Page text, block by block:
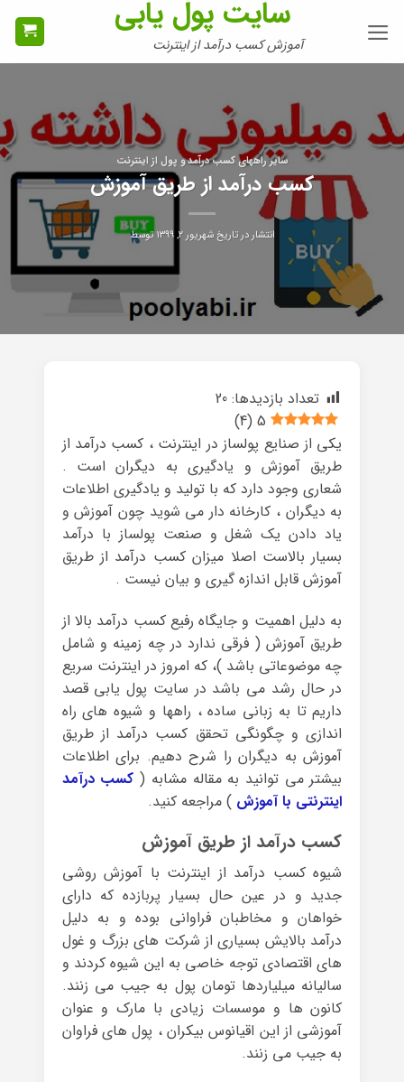
سایت پول یابی
آموزش کسب درآمد از اینترنت
سایر راههای کسب درآمد و پول از اینترنت
کسب درآمد از طریق آموزش
انتشار در تاریخشهریور ۲, ۱۳۹۹ توسط
تعداد بازدیدها: 20
5
(
4
)
یکی از صنایع پولساز در اینترنت ، کسب درآمد از
طریق آموزش و یادگیری به دیگران است .
شعاری وجود دارد که با تولید و یادگیری اطلاعات
به دیگران ، کارخانه دار می شوید چون آموزش و
یاد دادن یک شغل و صنعت پولساز با درآمد
بسیار بالاست اصلا میزان کسب درآمد از طریق
آموزش قابل اندازه گیری و بیان نیست .
به دلیل اهمیت و جایگاه رفیع کسب درآمد بالا از
طریق آموزش ( فرقی ندارد در چه زمینه و شامل
چه موضوعاتی باشد )، که امروز در اینترنت سریع
در حال رشد می باشد در سایت پول یابی قصد
داریم تا به زبانی ساده ، راهها و شیوه های راه
اندازی و چگونگی تحقق کسب درآمد از طریق
آموزش به دیگران را شرح دهیم. برای اطلاعات
بیشتر می توانید به مقاله مشابه ( کسب درآمد
اینترنتی با آموزش ) مراجعه کنید.
کسب درآمد از طریق آموزش
شیوه کسب درآمد از اینترنت با آموزش روشی
جدید و در عین حال بسیار پربازده که دارای
خواهان و مخاطبان فراوانی بوده و به دلیل
درآمد بالایش بسیاری از شرکت های بزرگ و غول
های اقتصادی توجه خاصی به این شیوه کردند و
سالیانه میلیاردها تومان پول به جیب می زنند.
کانون ها و موسسات زیادی با مارک و عنوان
آموزشی از این اقیانوس بیکران ، پول های فراوان
به جیب می زنند.